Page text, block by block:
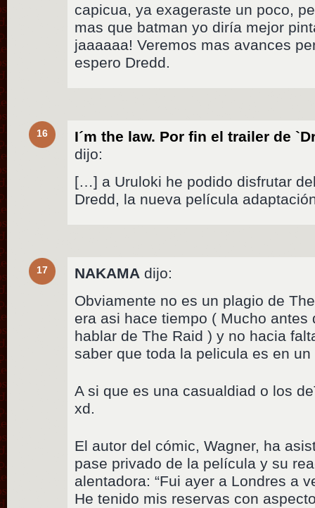
capicua, ya exageraste un poco,
mas que batman yo diría mejor
jaaaaaa! Veremos mas avances
espero Dredd.
16
I´m the law. Por fin el trailer de
dijo:
[…] a Uruloki he podido disfrutar
Dredd, la nueva película
17 NAKAMA dijo:
Obviamente no es un plagio de
era asi hace tiempo ( Mucho antes
hablar de The Raid ) y no hacia
saber que toda la pelicula es en
A si que es una casualdiad o los
xd.
El autor del cómic, Wagner, ha
pase privado de la película y su
alentadora: “Fui ayer a Londres a
He tenido mis reservas con